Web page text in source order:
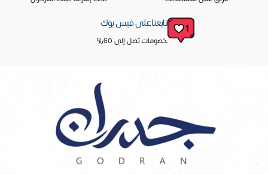
تابعنا على فيس بوك
خصومات تصل إلى 60%